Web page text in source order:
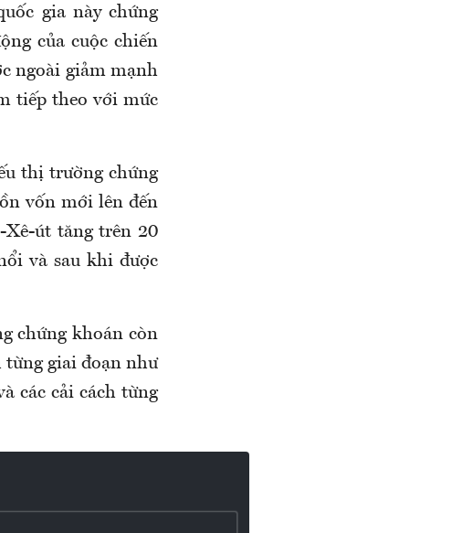
gia này chứng
của cuộc chiến
ngoài giảm mạnh
tiếp theo với mức
thị trường chứng
vốn mới lên đến
út tăng trên 20
và sau khi được
chứng khoán còn
từng giai đoạn như
các cải cách từng